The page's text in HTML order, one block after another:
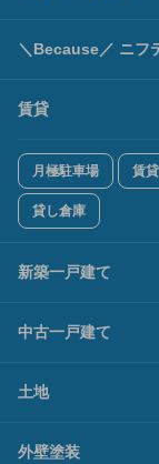
＼Because／ ニフ
賃貸
月極駐車場 賃
貸し倉庫
新築一戸建て
中古一戸建て
土地
外壁塗装